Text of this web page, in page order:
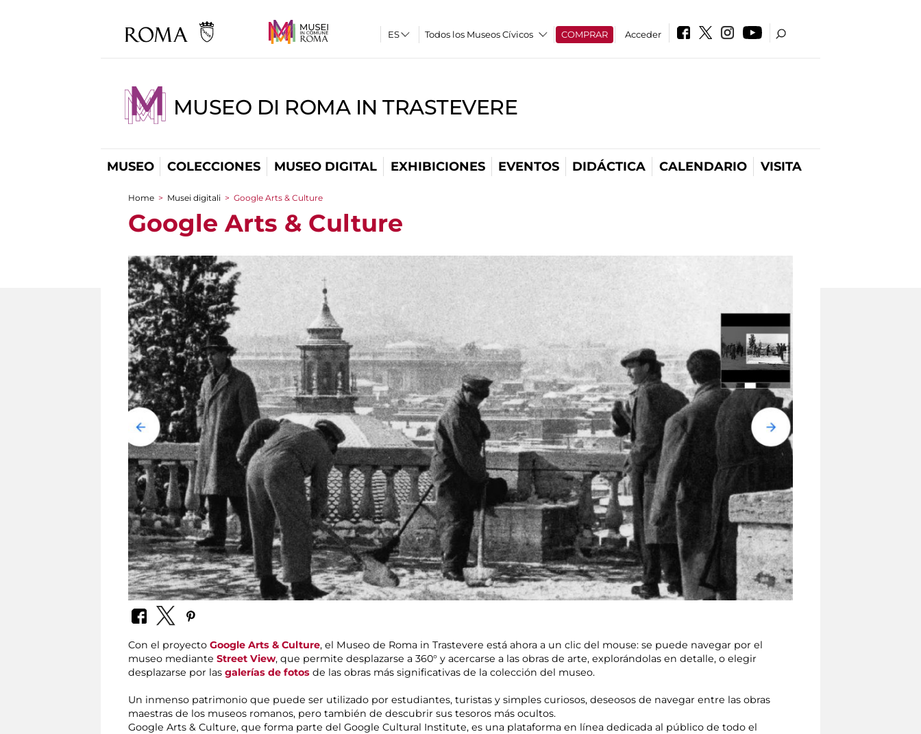
Todos los Museos Cívicos COMPRAR Acceder
MUSEO DI ROMA IN TRASTEVERE
MUSEO COLECCIONES MUSEO DIGITAL EXHIBICIONES EVENTOS DIDÁCTICA CALENDARIO VISITA
You are here
Home > Musei digitali > Google Arts & Culture
Google Arts & Culture
Con el proyecto Google Arts & Culture, el Museo de Roma in Trastevere está ahora a un clic del mouse: se puede navegar por el
museo mediante Street View, que permite desplazarse a 360° y acercarse a las obras de arte, explorándolas en detalle, o elegir
desplazarse por las galerías de fotos de las obras más significativas de la colección del museo.
Un inmenso patrimonio que puede ser utilizado por estudiantes, turistas y simples curiosos, deseosos de navegar entre las obras
maestras de los museos romanos, pero también de descubrir sus tesoros más ocultos.
Google Arts & Culture, que forma parte del Google Cultural Institute, es una plataforma en línea dedicada al público de todo el